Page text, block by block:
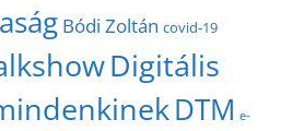
Bódi Zoltán covid-19
Digitális
DTM e-